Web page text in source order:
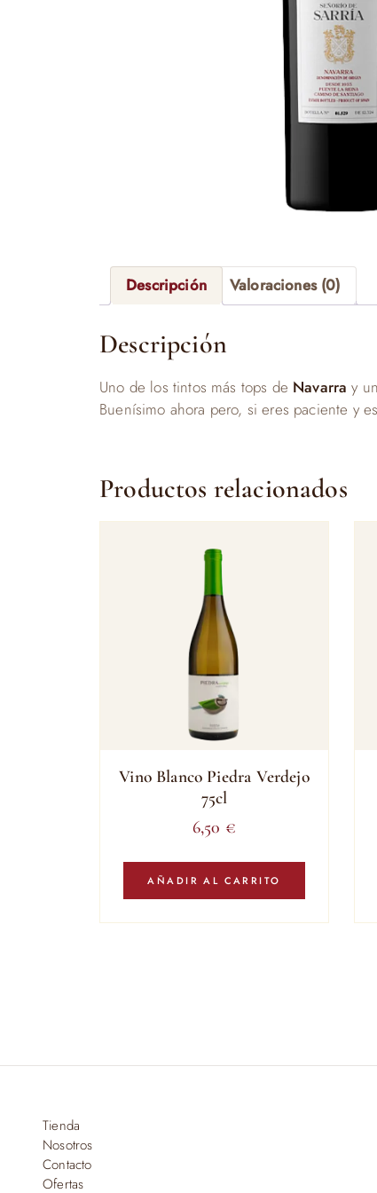
Descripción Valoraciones (0)
Descripción
Uno de los tintos más tops de Navarray
Buenísimo ahora pero, si eres paciente y
Productos relacionados
Vino Blanco Piedra Verdejo
75cl
6,50 €
AÑADIR AL CARRITO
Tienda
Nosotros
Contacto
Ofertas